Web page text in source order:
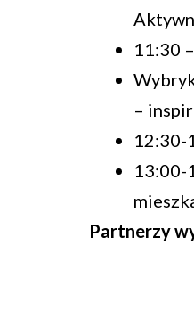
11:30
–
12:30-
13:00-
Partnerzy